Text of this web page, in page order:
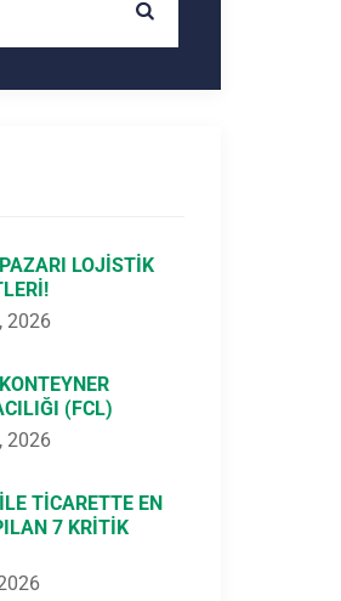
LOJISTIK
2026
(FCL)
2026
TICARETTE EN
7 KRITIK